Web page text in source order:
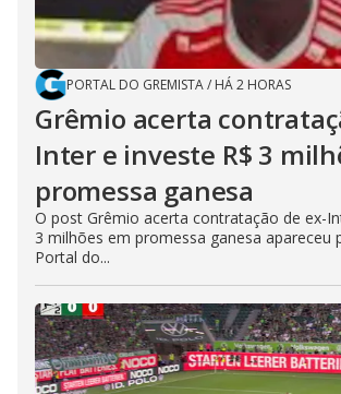
PORTAL DO GREMISTA/ HÁ 2 HORAS
Grêmio acerta
Inter e investe R$ 3
promessa ganesa
O post Grêmio acerta contratação de ex-
3 milhões em promessa ganesa apareceu
Portal do...